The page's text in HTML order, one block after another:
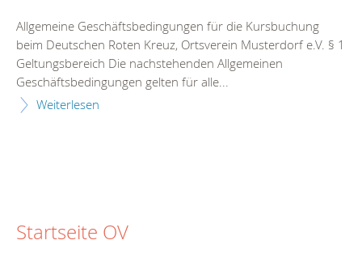
Allgemeine Geschäftsbedingungen für die Kursbuchung
beim Deutschen Roten Kreuz, Ortsverein Musterdorf e.V. § 1
Geltungsbereich Die nachstehenden Allgemeinen
Geschäftsbedingungen gelten für alle...
Weiterlesen
Startseite OV